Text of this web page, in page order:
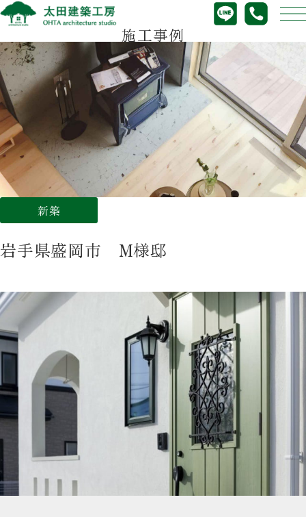
施工事例
新築
岩手県盛岡市 M様邸